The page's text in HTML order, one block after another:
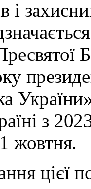
і
з
жовтня.
цієї